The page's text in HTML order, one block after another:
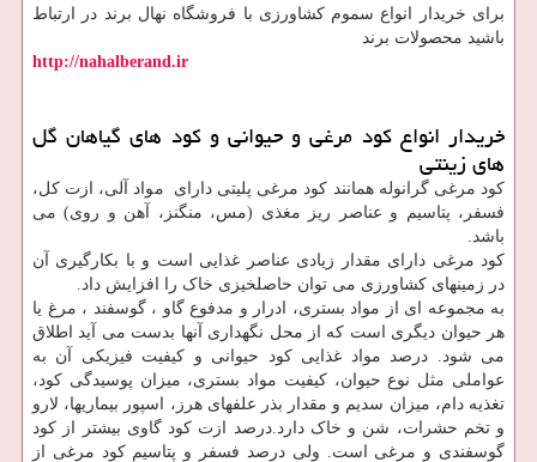
برای خریدار انواع سموم کشاورزی با فروشگاه نهال برند در ارتباط
باشید محصولات برند
http://nahalberand.ir
خریدار انواع کود مرغی و حیوانی و کود های گیاهان گل
های زینتی
کود مرغی گرانوله همانند کود مرغی پلیتی دارای مواد آلی، ازت کل،
فسفر، پتاسیم و عناصر ریز مغذی (مس، منگنز، آهن و روی) می
باشد.
کود مرغی دارای مقدار زیادی عناصر غذایی است و با بکارگیری آن
در زمینهای کشاورزی می توان حاصلخیزی خاک را افزایش داد.
به مجموعه ای از مواد بستری، ادرار و مدفوع گاو ، گوسفند ، مرغ یا
هر حیوان دیگری است که از محل نگهداری آنها بدست می آید اطلاق
می شود. درصد مواد غذایی کود حیوانی و کیفیت فیزیکی آن به
عواملی مثل نوع حیوان، کیفیت مواد بستری، میزان پوسیدگی کود،
تغذیه دام، میزان سدیم و مقدار بذر علفهای هرز، اسپور بیماریها، لارو
و تخم حشرات، شن و خاک دارد.درصد ازت کود گاوی بیشتر از کود
گوسفندی و مرغی است. ولی درصد فسفر و پتاسیم کود مرغی از